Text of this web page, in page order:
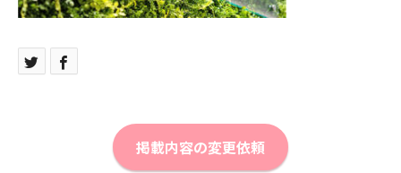
掲載内容の変更依頼